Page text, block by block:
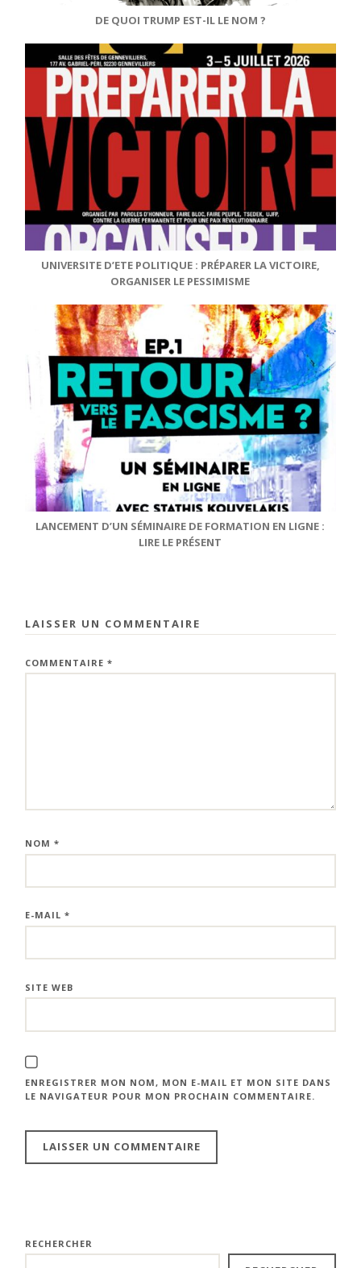
DE QUOI TRUMP EST-IL LE NOM ?
UNIVERSITE D’ETE POLITIQUE : PRÉPARER LA VICTOIRE,
ORGANISER LE PESSIMISME
LANCEMENT D’UN SÉMINAIRE DE FORMATION EN LIGNE :
LIRE LE PRÉSENT
LAISSER UN COMMENTAIRE
COMMENTAIRE*
NOM*
E-MAIL*
SITE WEB
ENREGISTRER MON NOM, MON E-MAIL ET MON SITE DANS
LE NAVIGATEUR POUR MON PROCHAIN COMMENTAIRE.
RECHERCHER